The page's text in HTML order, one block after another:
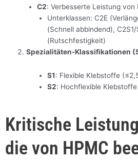
C2: Verbesserte Leistung von
Unterklassen: C2E
(Schnell abbindend),
(Rutschfestigkeit)
Spezialitäten-Klassifikationen
S1: Flexible Klebstoffe
S2: Hochflexible
Kritische
die von HPMC